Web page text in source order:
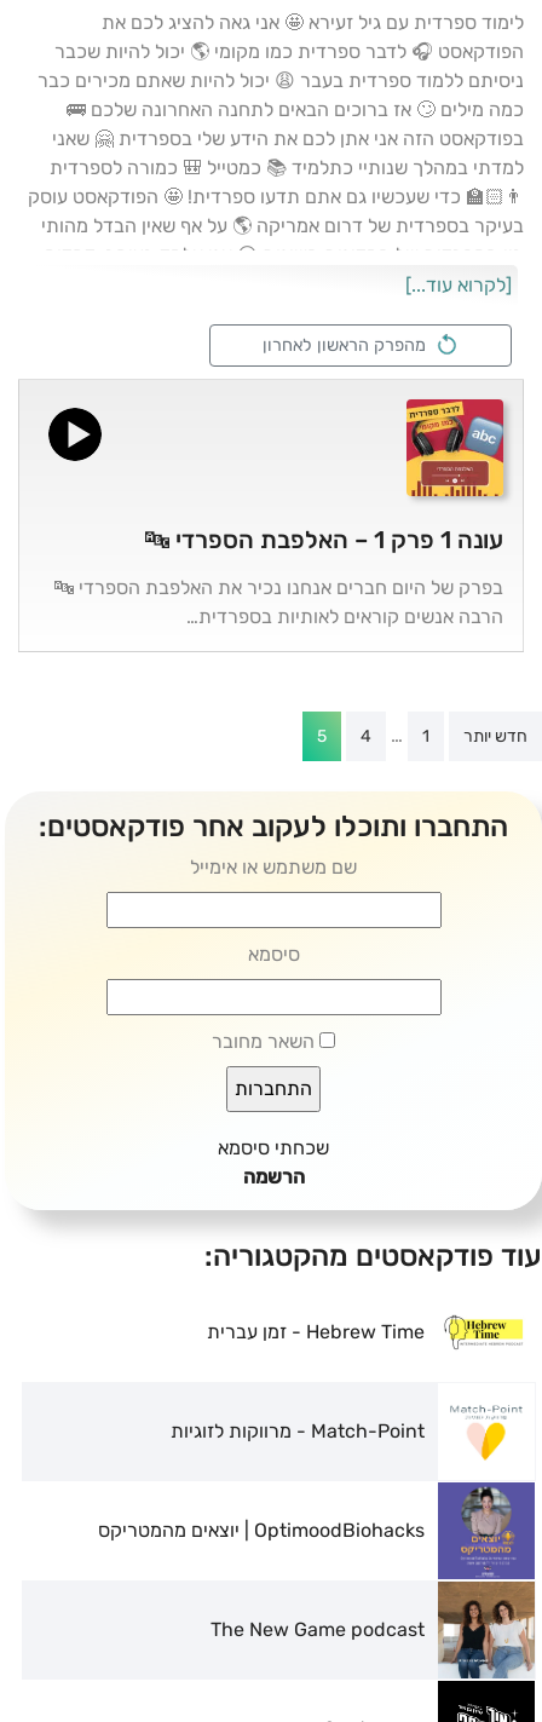
לימוד ספרדית עם גיל זעירא 🤩 אני גאה להציג לכם את
הפודקאסט 🎧 לדבר ספרדית כמו מקומי 🌎 יכול להיות שכבר
ניסיתם ללמוד ספרדית בעבר 😩 יכול להיות שאתם מכירים כבר
כמה מילים 🙄 אז ברוכים הבאים לתחנה האחרונה שלכם 🚌
בפודקאסט הזה אני אתן לכם את הידע שלי בספרדית 🤗 שאני
למדתי במהלך שנותיי כתלמיד 📚 כמטייל 🎒 כמורה לספרדית
👨🏻‍🏫 כדי שעכשיו גם אתם תדעו ספרדית! 🤩 הפודקאסט עוסק
בעיקר בספרדית של דרום אמריקה 🌎 על אף שאין הבדל מהותי
בין הספרדית של המדינות השונות 😃 אני אלמד בעיקר: דקדוק
✍🏻 אוצר מילים 📕 הגייה נכונה ✅ סלנגים 😈 וטיפים לטיול בדרום
[לקרוא עוד...]
מהפרק הראשון לאחרון
עונה 1 פרק 1 – האלפבת הספרדי 🔤
בפרק של היום חברים אנחנו נכיר את האלפבת הספרדי 🔤
הרבה אנשים קוראים לאותיות בספרדית…
Posts
pagination
חדש יותר 1
…
4
5
התחברו ותוכלו לעקוב אחר פודקאסטים:
שם משתמש או אימייל
סיסמא
השאר מחובר
שכחתי סיסמא
הרשמה
עוד פודקאסטים מהקטגוריה:
Hebrew Time - זמן עברית
Match-Point - מרווקות לזוגיות
OptimoodBiohacks | יוצאים מהמטריקס
The New Game podcast